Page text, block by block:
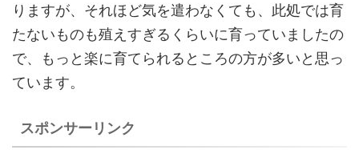
りますが、それほど気を遣わなくても、此処では育
たないものも殖えすぎるくらいに育っていましたの
で、もっと楽に育てられるところの方が多いと思っ
ています。
スポンサーリンク